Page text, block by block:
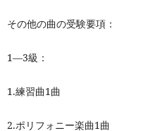
その他の曲の受験要項：
1—3級：
1.練習曲1曲
2.ポリフォニー楽曲1曲